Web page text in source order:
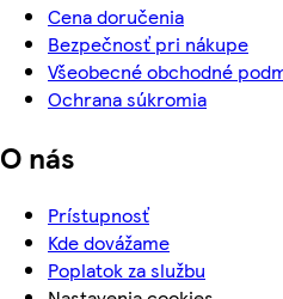
Cena doručenia
Bezpečnosť pri nákupe
Všeobecné obchodné
Ochrana súkromia
O nás
Prístupnosť
Kde dovážame
Poplatok za službu